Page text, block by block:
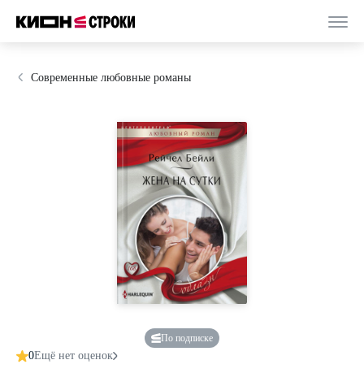
Современные любовные романы
По подписке
0Ещё нет оценок